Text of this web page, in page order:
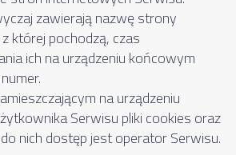
zawierają nazwę strony
której pochodzą, czas
ich na urządzeniu końcowym
na urządzeniu
Serwisu pliki cookies oraz
nich dostęp jest operator Serwisu.